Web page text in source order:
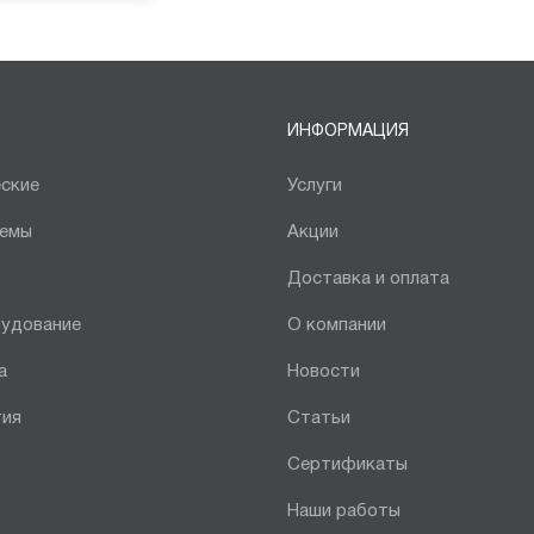
ИНФОРМАЦИЯ
Услуги
Акции
Доставка и оплата
О компании
Новости
Статьи
Сертификаты
Наши работы